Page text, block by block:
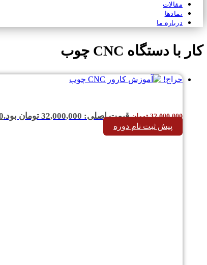
مقالات
نمادها
درباره ما
کار با دستگاه CNC چوب
حراج!
32,000,000 تومان قیمت اصلی: 32,000,000 تومان بود.
پیش ثبت نام دوره